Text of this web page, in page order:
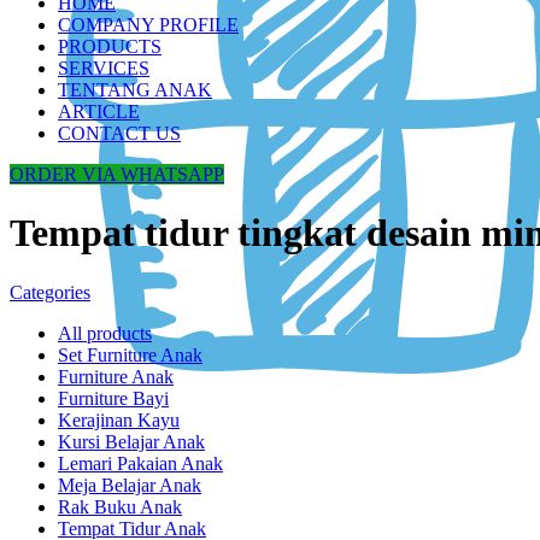
COMPANY PROFILE
PRODUCTS
SERVICES
TENTANG ANAK
ARTICLE
CONTACT US
ORDER VIA WHATSAPP
Tempat tidur tingkat desain
Categories
All products
Set Furniture Anak
Furniture Anak
Furniture Bayi
Kerajinan Kayu
Kursi Belajar Anak
Lemari Pakaian Anak
Meja Belajar Anak
Rak Buku Anak
Tempat Tidur Anak